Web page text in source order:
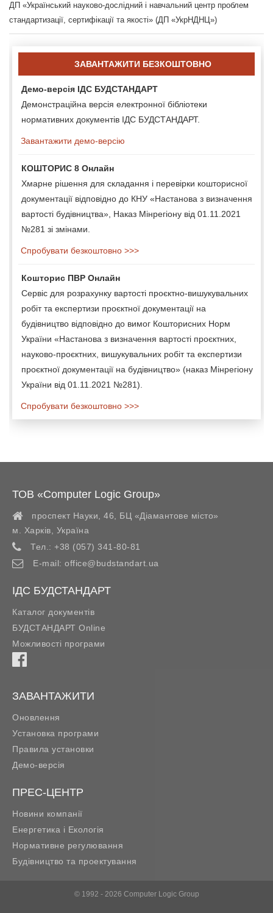
ДП «Український науково-дослідний і навчальний центр проблем
стандартизації, сертифікації та якості» (ДП «УкрНДНЦ»)
ЗАВАНТАЖИТИ БЕЗКОШТОВНО
Демо-версія ІДС БУДСТАНДАРТ
Демонстраційна версія електронної бібліотеки
нормативних документів ІДС БУДСТАНДАРТ.
Завантажити демо-версію
КОШТОРИС 8 Онлайн
Хмарне рішення для складання і перевірки кошторисної
документації відповідно до КНУ «Настанова з визначення
вартості будівництва», Наказ Мінрегіону від 01.11.2021
№281 зі змінами.
Спробувати безкоштовно >>>
Кошторис ПВР Онлайн
Сервіс для розрахунку вартості проєктно-вишукувальних
робіт та експертизи проєктної документації на
будівництво відповідно до вимог Кошторисних Норм
України «Настанова з визначення вартості проєктних,
науково-проєктних, вишукувальних робіт та експертизи
проєктної документації на будівництво» (наказ Мінрегіону
України від 01.11.2021 №281).
Спробувати безкоштовно >>>
ТОВ «Computer Logic Group»
проспект Науки, 46, БЦ «Діамантове місто»
м. Харків
Україна
Тел.: +38 (057) 341-80-81
E-mail: office@budstandart.ua
ІДС БУДСТАНДАРТ
Каталог документів
БУДСТАНДАРТ Online
Можливості програми
ЗАВАНТАЖИТИ
Оновлення
Установка програми
Правила установки
Демо-версія
ПРЕС-ЦЕНТР
Новини компанії
Енергетика і Екологія
Нормативне регулювання
Будівництво та проектування
© 1992 - 2026 Computer Logic Group